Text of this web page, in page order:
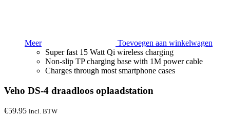
Meer
Toevoegen aan winkelwagen
Super fast 15 Watt Qi wireless charging
Non-slip TP charging base with 1M power cable
Charges through most smartphone cases
Veho DS-4 draadloos oplaadstation
€59.95 incl. BTW